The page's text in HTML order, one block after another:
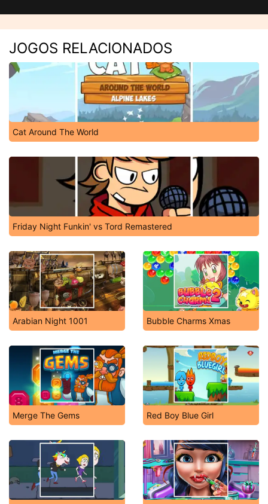
JOGOS RELACIONADOS
Cat Around The World
Friday Night Funkin' vs Tord Remastered
Arabian Night 1001 Bubble Charms Xmas
Merge The Gems Red Boy Blue Girl